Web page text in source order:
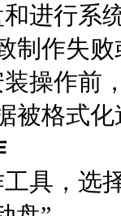
进行系
制作失
操作前
被格式
具，选